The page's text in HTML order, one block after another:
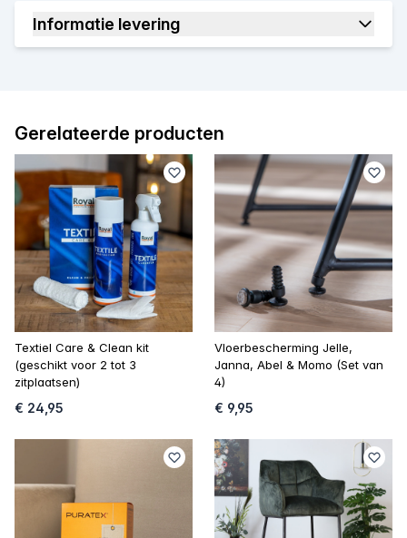
Informatie levering
Gerelateerde producten
Textiel Care & Clean kit
(geschikt voor 2 tot 3
zitplaatsen)
€ 24,95
Vloerbescherming Jelle,
Janna, Abel & Momo (Set van
4)
€ 9,95